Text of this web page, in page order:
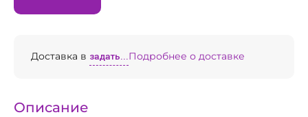
Доставка в задать...Подробнее о доставке
Описание